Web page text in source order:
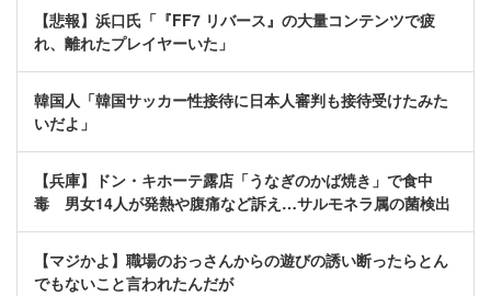
【悲報】浜口氏「『FF7 リバース』の大量コンテンツで疲
れ、離れたプレイヤーいた」
韓国人「韓国サッカー性接待に日本人審判も接待受けたみた
いだよ」
【兵庫】ドン・キホーテ露店「うなぎのかば焼き」で食中
毒 男女14人が発熱や腹痛など訴え…サルモネラ属の菌検出
【マジかよ】職場のおっさんからの遊びの誘い断ったらとん
でもないこと言われたんだが